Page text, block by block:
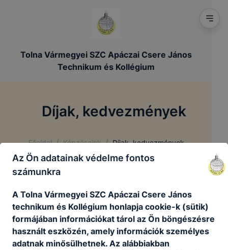
Tolna Vármegyei SZC Apáczai Csere János
Technikum és Kollégium
Díjak, kedvezmények
Főoldal / Képzéseink / Díjak, kedvezmények
Az Ön adatainak védelme fontos
számunkra
A Tolna Vármegyei SZC Apáczai Csere János
technikum és Kollégium honlapja cookie-k (sütik)
formájában információkat tárol az Ön böngészésre
használt eszközén, amely információk személyes
adatnak minősülhetnek. Az alábbiakban